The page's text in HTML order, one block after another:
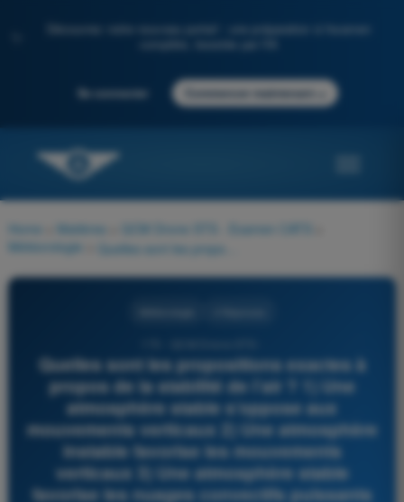
Découvrez notre nouveau portail : une préparation à l'examen
Se connecter Commencer maintenant
Home Matières QCM Drone STS - Examen CATS
Météorologie
Quelles sont les propositions exactes à
propos de la stabilité de l’air ? 1) Une
atmosphère stable s’oppose aux
mouvements verticaux 2) Une atmosphère
instable favorise les mouvements
verticaux 3) Une atmosphère stable
favorise les nuages convectifs puissants